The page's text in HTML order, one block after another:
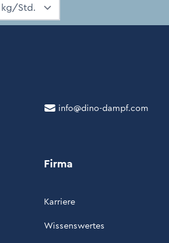
info@dino-dampf.com
Firma
Karriere
Wissenswertes